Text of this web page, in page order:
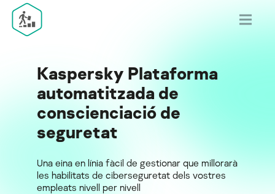
Kaspersky Plataforma
automatitzada de
conscienciació de
seguretat
Una eina en línia fàcil de gestionar que millorarà
les habilitats de ciberseguretat dels vostres
empleats nivell per nivell